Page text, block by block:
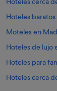
Hoteles baratos
Moteles en
Hoteles de lujo
Hoteles para
Hoteles cerca